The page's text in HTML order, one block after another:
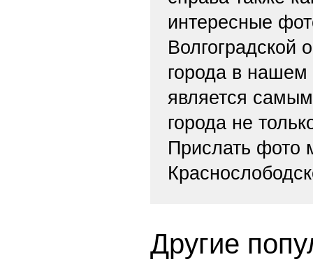
интересные
Волгоградской
города в нашем
является
города не
Прислать фото
Другие